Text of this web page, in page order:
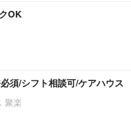
OK
須/シフト相談可/ケアハウス
聚楽